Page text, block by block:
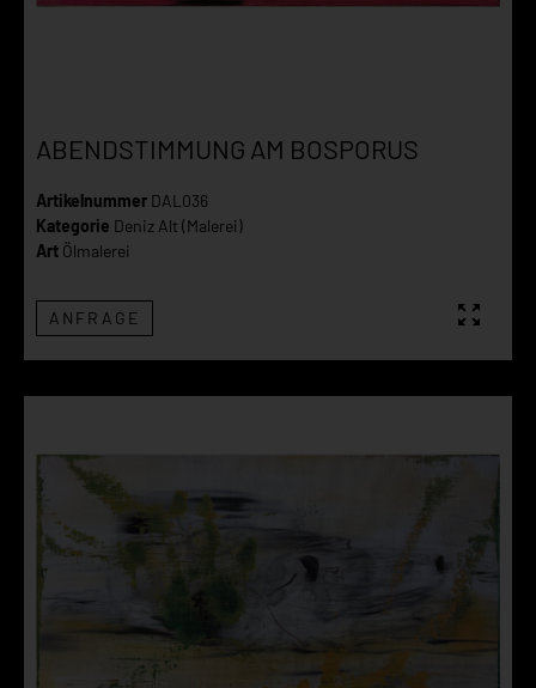
ABENDSTIMMUNG AM BOSPORUS
Artikelnummer DAL036
Kategorie Deniz Alt (Malerei)
Art Ölmalerei
ANFRAGE